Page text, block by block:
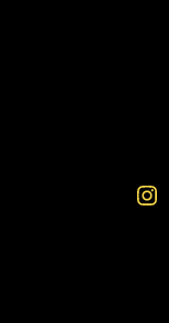
Instagram